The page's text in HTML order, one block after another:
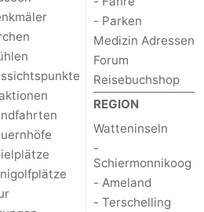
- Parken
Medizin Adressen
Forum
Reisebuchshop
REGION
Watteninseln
-
Schiermonnikoog
- Ameland
- Terschelling